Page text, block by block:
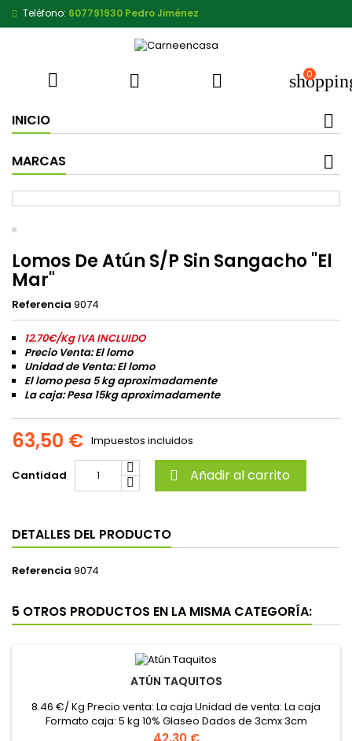
Teléfono: 607791930 Pedro Jiménez
   0
INICIO
MARCAS
Lomos De Atún S/P Sin Sangacho "El
Mar"
Referencia 9074
12.70€/Kg IVA INCLUIDO
Precio Venta: El lomo
Unidad de Venta: El lomo
El lomo pesa 5 kg aproximadamente
La caja: Pesa 15kg aproximadamente
63,50 € Impuestos incluidos
Cantidad  Añadir al carrito
DETALLES DEL PRODUCTO
Referencia 9074
5 OTROS PRODUCTOS EN LA MISMA CATEGORÍA:
ATÚN TAQUITOS
8.46 €/ Kg Precio venta: La caja Unidad de venta: La caja
Formato caja: 5 kg 10% Glaseo Dados de 3cmx 3cm
Congelado en IQF
Precio